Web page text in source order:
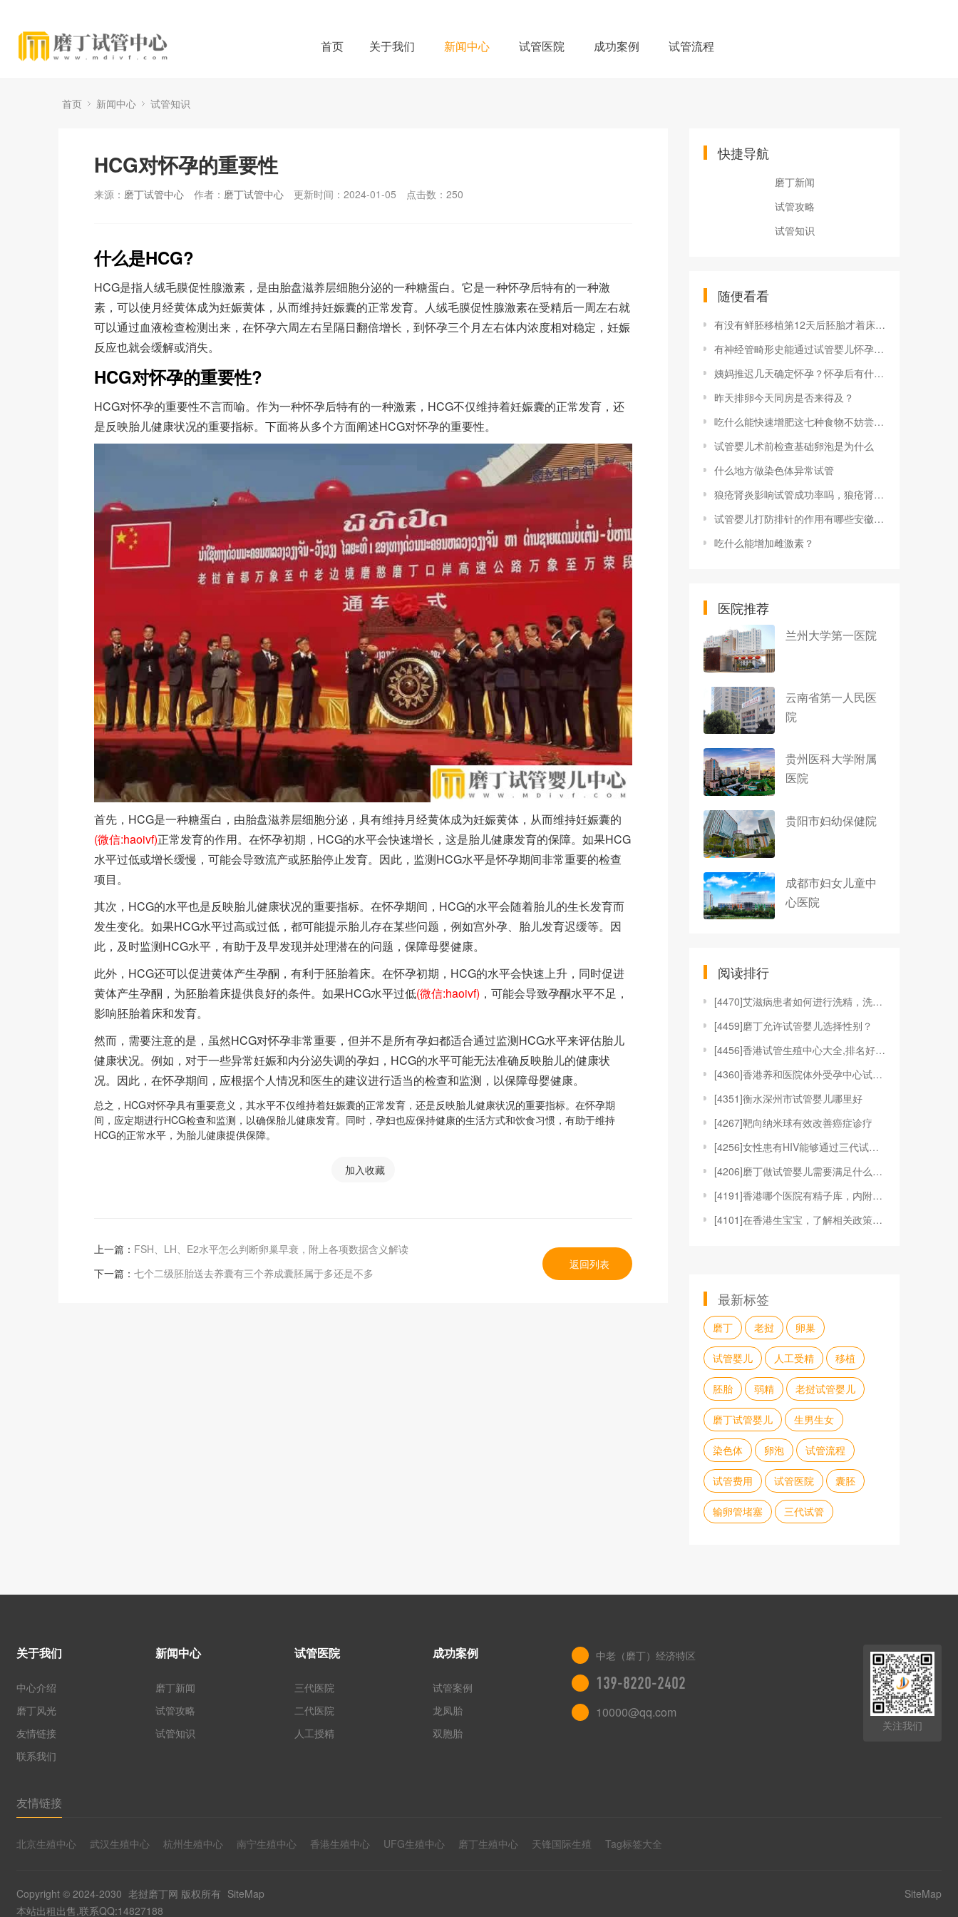
首页 关于我们 新闻中心 试管医院 成功案例 试管流程
首页 新闻中心 试管知识
HCG对怀孕的重要性
来源： 磨丁试管中心 作者： 磨丁试管中心 更新时间：2024-01-05 点击数： 250
什么是HCG?
HCG是指人绒毛膜促性腺激素，是由胎盘滋养层细胞分泌的一种糖蛋白。它是一种怀孕后特有的一种激
素，可以使月经黄体成为妊娠黄体，从而维持妊娠囊的正常发育。人绒毛膜促性腺激素在受精后一周左右就
可以通过血液检查检测出来，在怀孕六周左右呈隔日翻倍增长，到怀孕三个月左右体内浓度相对稳定，妊娠
反应也就会缓解或消失。
HCG对怀孕的重要性?
HCG对怀孕的重要性不言而喻。作为一种怀孕后特有的一种激素，HCG不仅维持着妊娠囊的正常发育，还
是反映胎儿健康状况的重要指标。下面将从多个方面阐述HCG对怀孕的重要性。
首先，HCG是一种糖蛋白，由胎盘滋养层细胞分泌，具有维持月经黄体成为妊娠黄体，从而维持妊娠囊的
(微信:haoivf)正常发育的作用。在怀孕初期，HCG的水平会快速增长，这是胎儿健康发育的保障。如果HCG
水平过低或增长缓慢，可能会导致流产或胚胎停止发育。因此，监测HCG水平是怀孕期间非常重要的检查
项目。
其次，HCG的水平也是反映胎儿健康状况的重要指标。在怀孕期间，HCG的水平会随着胎儿的生长发育而
发生变化。如果HCG水平过高或过低，都可能提示胎儿存在某些问题，例如宫外孕、胎儿发育迟缓等。因
此，及时监测HCG水平，有助于及早发现并处理潜在的问题，保障母婴健康。
此外，HCG还可以促进黄体产生孕酮，有利于胚胎着床。在怀孕初期，HCG的水平会快速上升，同时促进
黄体产生孕酮，为胚胎着床提供良好的条件。如果HCG水平过低(微信:haoivf) ，可能会导致孕酮水平不足，
影响胚胎着床和发育。
然而，需要注意的是，虽然HCG对怀孕非常重要，但并不是所有孕妇都适合通过监测HCG水平来评估胎儿
健康状况。例如，对于一些异常妊娠和内分泌失调的孕妇，HCG的水平可能无法准确反映胎儿的健康状
况。因此，在怀孕期间，应根据个人情况和医生的建议进行适当的检查和监测，以保障母婴健康。
总之，HCG对怀孕具有重要意义，其水平不仅维持着妊娠囊的正常发育，还是反映胎儿健康状况的重要指标。在怀孕期
间，应定期进行HCG检查和监测，以确保胎儿健康发育。同时，孕妇也应保持健康的生活方式和饮食习惯，有助于维持
HCG的正常水平，为胎儿健康提供保障。
加入收藏
上一篇： FSH、LH、E2水平怎么判断卵巢早衰，附上各项数据含义解读
下一篇： 七个二级胚胎送去养囊有三个养成囊胚属于多还是不多
返回列表
快捷导航
磨丁新闻
试管攻略
试管知识
随便看看
有没有鲜胚移植第12天后胚胎才着床的姐妹？
有神经管畸形史能通过试管婴儿怀孕并且顺利分娩吗？
姨妈推迟几天确定怀孕？怀孕后有什么症状表现？
昨天排卵今天同房是否来得及？
吃什么能快速增肥这七种食物不妨尝试一下
试管婴儿术前检查基础卵泡是为什么
什么地方做染色体异常试管
狼疮肾炎影响试管成功率吗，狼疮肾炎试管成功率影响因素及解决办法
试管婴儿打防排针的作用有哪些安徽地区有哪些私立的机构可以做试管技术
吃什么能增加雌激素？
医院推荐
兰州大学第一医院
云南省第一人民医
院
贵州医科大学附属
医院
贵阳市妇幼保健院
成都市妇女儿童中
心医院
阅读排行
[4470]艾滋病患者如何进行洗精，洗精技术适应于哪
[4459]磨丁允许试管婴儿选择性别？
[4456]香港试管生殖中心大全,排名好的机构都在这
[4360]香港养和医院体外受孕中心试管婴儿技术
[4351]衡水深州市试管婴儿哪里好
[4267]靶向纳米球有效改善癌症诊疗
[4256]女性患有HIV能够通过三代试管婴儿技术来
[4206]磨丁做试管婴儿需要满足什么条件?
[4191]香港哪个医院有精子库，内附具体捐精、供精
[4101]在香港生宝宝，了解相关政策和福利
最新标签
磨丁 老挝 卵巢
试管婴儿 人工受精 移植
胚胎 弱精 老挝试管婴儿
磨丁试管婴儿 生男生女
染色体 卵泡 试管流程
试管费用 试管医院 囊胚
输卵管堵塞 三代试管
关于我们
中心介绍
磨丁风光
友情链接
联系我们
新闻中心
磨丁新闻
试管攻略
试管知识
试管医院
三代医院
二代医院
人工授精
成功案例
试管案例
龙凤胎
双胞胎
中老（磨丁）经济特区
139-8220-2402
10000@qq.com
关注我们
友情链接
北京生殖中心 武汉生殖中心 杭州生殖中心 南宁生殖中心 香港生殖中心 UFG生殖中心 磨丁生殖中心 天锋国际生殖 Tag标签大全
Copyright © 2024-2030 老挝磨丁网 版权所有 SiteMap
本站出租出售,联系QQ:14827188
SiteMap